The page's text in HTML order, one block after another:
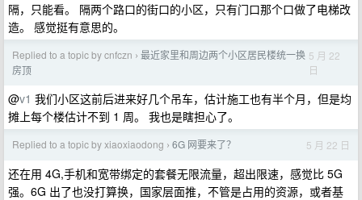
隔，只能看。 隔两个路口的街口的小区，只有门口那个口做了电梯改
造。 感觉挺有意思的。
Replied to a topic by cnfczn › 最近家里和周边两个小区居民楼统一换
房顶
5 月 22
日
@v1 我们小区这前后进来好几个吊车，估计施工也有半个月，但是均
摊上每个楼估计不到 1 周。 我也是瞎担心了。
Replied to a topic by xiaoxiaodong › 6G 网要来了？ 5 月 22 日
还在用 4G,手机和宽带绑定的套餐无限流量，超出限速，感觉比 5G
强。6G 出了也没打算换，国家层面推，不管是占用的资源，或者基